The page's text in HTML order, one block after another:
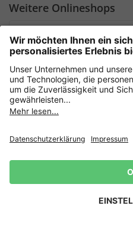
Weitere Onlineshops
Sicher